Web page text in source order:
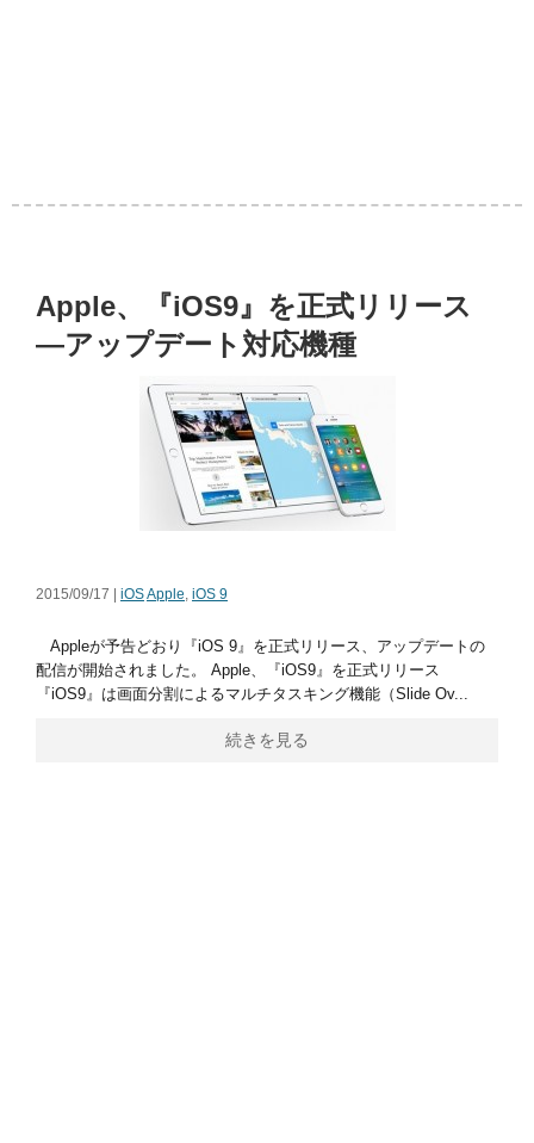
Apple、『iOS9』を正式リリース
―アップデート対応機種
2015/09/17 | iOSApple, iOS 9
Appleが予告どおり『iOS 9』を正式リリース、アップデートの
配信が開始されました。 Apple、『iOS9』を正式リリース
『iOS9』は画面分割によるマルチタスキング機能（Slide Ov...
続きを見る